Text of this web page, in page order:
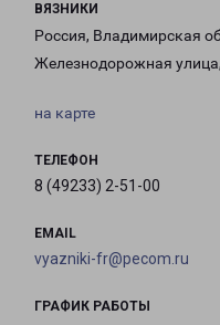
ВЯЗНИКИ
Россия, Владимирская
Железнодорожная
на карте
ТЕЛЕФОН
8 (49233) 2-51-00
EMAIL
vyazniki-fr@pecom.ru
ГРАФИК РАБОТЫ